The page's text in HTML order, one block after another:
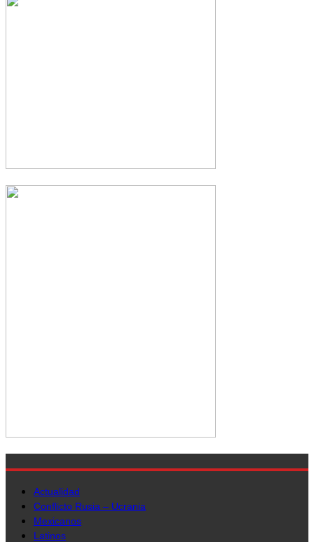
Actualidad
Conflicto Rusia – Ucrania
Mexicanos
Latinos